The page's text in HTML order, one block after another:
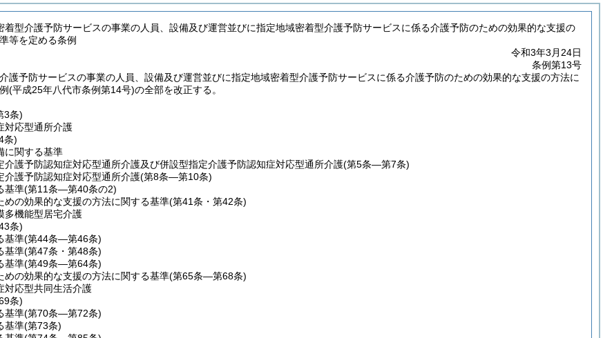
着型介護予防サービスの事業の人員、設備及び運営並びに指定地域密着型介護予防サービスに係る介護予防のための効果的な支援の
等を定める条例
令和3年3月24日
条例第13号
護予防サービスの事業の人員、設備及び運営並びに指定地域密着型介護予防サービスに係る介護予防のための効果的な支援の方法に
(平成25年八代市条例第14号)の全部を改正する。
3条)
対応型通所介護
条)
に関する基準
介護予防認知症対応型通所介護及び併設型指定介護予防認知症対応型通所介護(第5条―第7条)
介護予防認知症対応型通所介護(第8条―第10条)
基準(第11条―第40条の2)
めの効果的な支援の方法に関する基準(第41条・第42条)
多機能型居宅介護
条)
基準(第44条―第46条)
基準(第47条・第48条)
基準(第49条―第64条)
めの効果的な支援の方法に関する基準(第65条―第68条)
対応型共同生活介護
条)
基準(第70条―第72条)
基準(第73条)